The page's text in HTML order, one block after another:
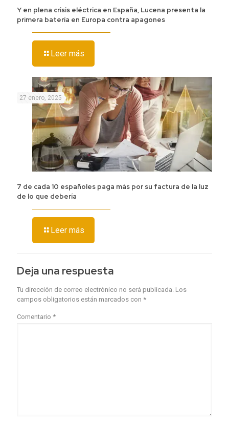
Y en plena crisis eléctrica en España, Lucena presenta la
primera batería en Europa contra apagones
Leer más
27 enero, 2025
7 de cada 10 españoles paga más por su factura de la luz
de lo que debería
Leer más
Deja una respuesta
Tu dirección de correo electrónico no será publicada. Los
campos obligatorios están marcados con *
Comentario *